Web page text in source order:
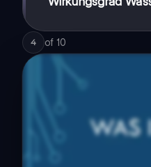
4 of 10